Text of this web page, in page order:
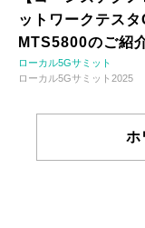
ットワークテス
MTS5800のご紹
ローカル5Gサミット
ローカル5Gサミット2025
ホ